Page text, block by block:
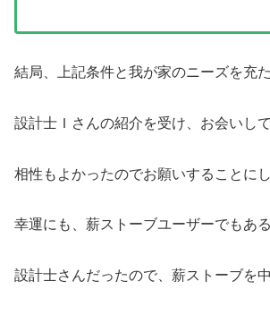
結局、上記条件と我が家のニーズを充た
設計士Ｉさんの紹介を受け、お会いして
相性もよかったのでお願いすることにし
幸運にも、薪ストーブユーザーでもある
設計士さんだったので、薪ストーブを